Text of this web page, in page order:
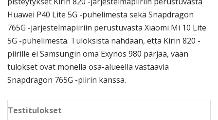
Huawei P40 Lite 5G -puhelimesta sekä Snapdragon
765G -järjestelmäpiiriin perustuvasta Xiaomi Mi 10 Lite
5G -puhelimesta. Tuloksista nähdään, että Kirin 820 -
piirille ei Samsungin oma Exynos 980 pärjää, vaan
tulokset ovat monella osa-alueella vastaavia
Snapdragon 765G -piirin kanssa.
Testitulokset